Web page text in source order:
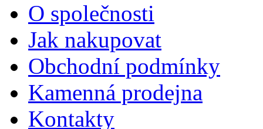
O společnosti
Jak nakupovat
Obchodní podmínky
Kamenná prodejna
Kontakty